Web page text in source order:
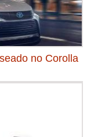
no Corolla